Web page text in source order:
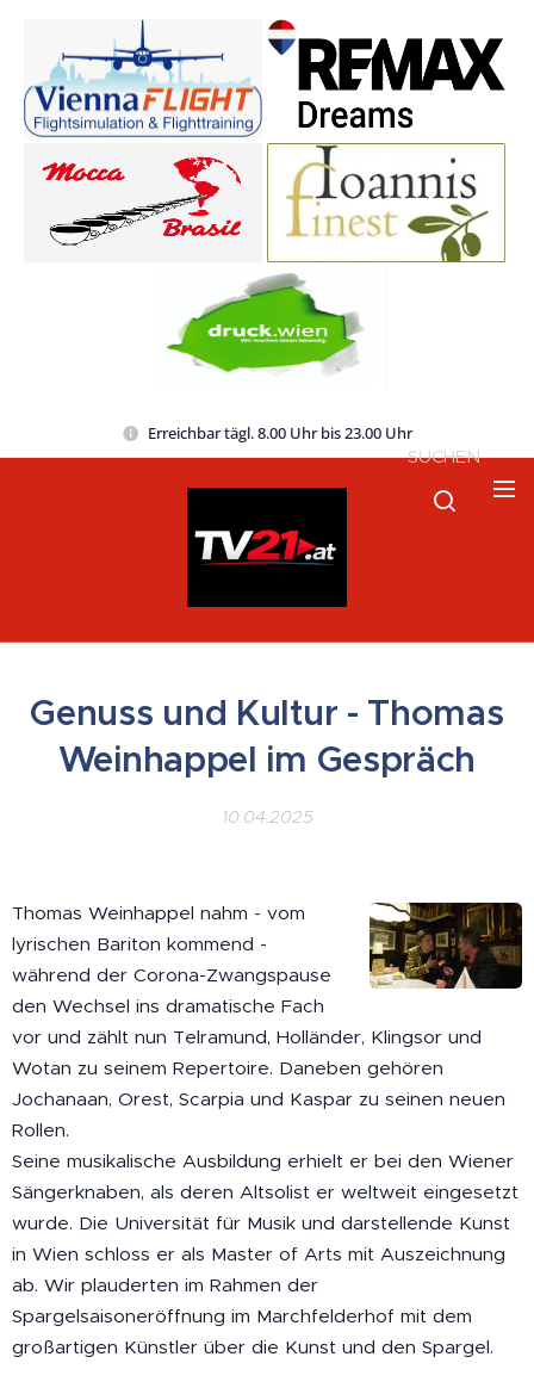
Erreichbar tägl. 8.00 Uhr bis 23.00 Uhr
SUCHEN
Genuss und Kultur - Thomas
Weinhappel im Gespräch
10.04.2025
Thomas Weinhappel nahm - vom
lyrischen Bariton kommend -
während der Corona-Zwangspause
den Wechsel ins dramatische Fach
vor und zählt nun Telramund, Holländer, Klingsor und
Wotan zu seinem Repertoire. Daneben gehören
Jochanaan, Orest, Scarpia und Kaspar zu seinen neuen
Rollen.
Seine musikalische Ausbildung erhielt er bei den Wiener
Sängerknaben, als deren Altsolist er weltweit eingesetzt
wurde. Die Universität für Musik und darstellende Kunst
in Wien schloss er als Master of Arts mit Auszeichnung
ab. Wir plauderten im Rahmen der
Spargelsaisoneröffnung im Marchfelderhof mit dem
großartigen Künstler über die Kunst und den Spargel.